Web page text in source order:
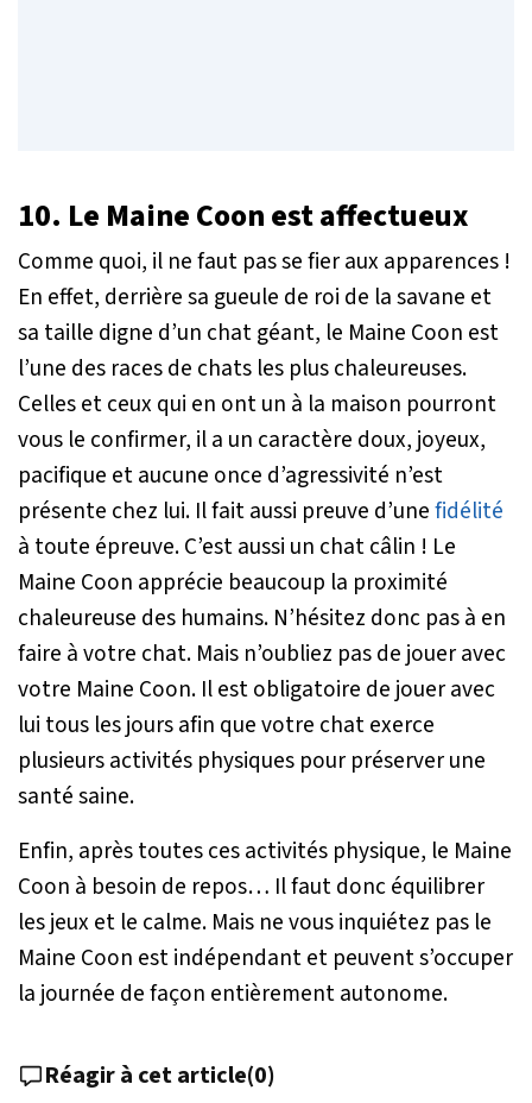
10. Le Maine Coon est affectueux
Comme quoi, il ne faut pas se fier aux apparences !
En effet, derrière sa gueule de roi de la savane et
sa taille digne d’un chat géant, le Maine Coon est
l’une des races de chats les plus chaleureuses.
Celles et ceux qui en ont un à la maison pourront
vous le confirmer, il a un caractère doux, joyeux,
pacifique et aucune once d’agressivité n’est
présente chez lui. Il fait aussi preuve d’unefidélité
à toute épreuve. C’est aussi un chat câlin ! Le
Maine Coon apprécie beaucoup la proximité
chaleureuse des humains. N’hésitez donc pas à en
faire à votre chat. Mais n’oubliez pas de jouer avec
votre Maine Coon. Il est obligatoire de jouer avec
lui tous les jours afin que votre chat exerce
plusieurs activités physiques pour préserver une
santé saine.
Enfin, après toutes ces activités physique, le Maine
Coon à besoin de repos… Il faut donc équilibrer
les jeux et le calme. Mais ne vous inquiétez pas le
Maine Coon est indépendant et peuvent s’occuper
la journée de façon entièrement autonome.
Réagir à cet article(0)